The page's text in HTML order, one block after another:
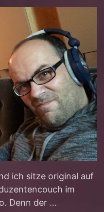
ich sitze original auf
im
Denn der ...